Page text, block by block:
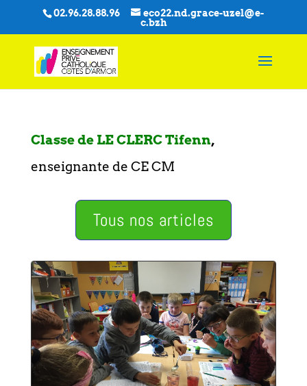
02.96.28.88.96
eco22.nd.grace-uzel@e-
c.bzh
Classe de LE CLERC Tifenn,
enseignante de CE CM
Tous nos articles